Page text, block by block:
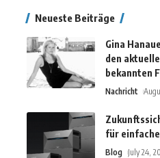
Neueste Beiträge
Gina
den
bekannten
Nachricht
für
Blog July 24,